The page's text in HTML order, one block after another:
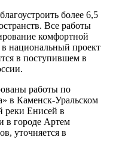
более 6,5
Все работы
комфортной
национальный проект
в поступившем в
работы по
в Каменск-Уральском
реки Енисей в
в городе Артем
уточняется в